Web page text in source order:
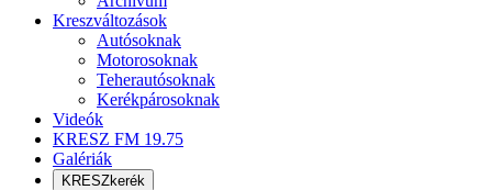
Kreszváltozások
Autósoknak
Motorosoknak
Teherautósoknak
Kerékpárosoknak
Videók
KRESZ FM 19.75
Galériák
KRESZkerék